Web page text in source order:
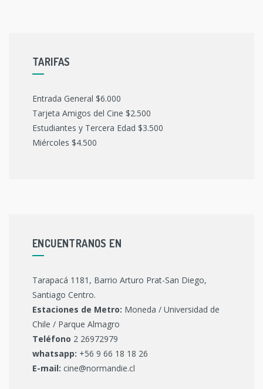
TARIFAS
Entrada General $6.000
Tarjeta Amigos del Cine $2.500
Estudiantes y Tercera Edad $3.500
Miércoles $4.500
ENCUENTRANOS EN
Tarapacá 1181, Barrio Arturo Prat-San Diego,
Santiago Centro.
Estaciones de Metro: Moneda / Universidad de
Chile / Parque Almagro
Teléfono 2 26972979
whatsapp: +56 9 66 18 18 26
E-mail: cine@normandie.cl